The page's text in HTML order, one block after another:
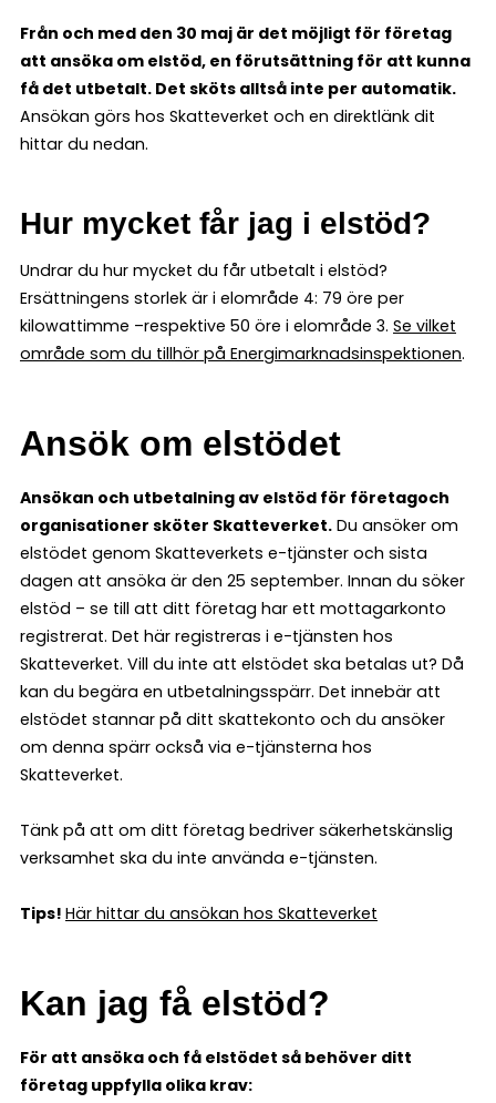
Från och med den 30 maj är det möjligt för företag
att ansöka om elstöd, en förutsättning för att kunna
få det utbetalt. Det sköts alltså inte per automatik.
Ansökan görs hos Skatteverket och en direktlänk dit
hittar du nedan.
Hur mycket får jag i elstöd?
Undrar du hur mycket du får utbetalt i elstöd?
Ersättningens storlek är i elområde 4: 79 öre per
kilowattimme –respektive 50 öre i elområde 3. Se vilket
område som du tillhör på Energimarknadsinspektionen.
Ansök om elstödet
Ansökan och utbetalning av elstöd för företagoch
organisationer sköter Skatteverket. Du ansöker om
elstödet genom Skatteverkets e-tjänster och sista
dagen att ansöka är den 25 september. Innan du söker
elstöd – se till att ditt företag har ett mottagarkonto
registrerat. Det här registreras i e-tjänsten hos
Skatteverket. Vill du inte att elstödet ska betalas ut? Då
kan du begära en utbetalningsspärr. Det innebär att
elstödet stannar på ditt skattekonto och du ansöker
om denna spärr också via e-tjänsterna hos
Skatteverket.
Tänk på att om ditt företag bedriver säkerhetskänslig
verksamhet ska du inte använda e-tjänsten.
Tips! Här hittar du ansökan hos Skatteverket
Kan jag få elstöd?
För att ansöka och få elstödet så behöver ditt
företag uppfylla olika krav: